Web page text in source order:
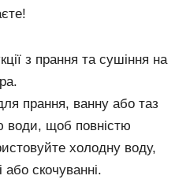
з прання та сушіння на
прання, ванну або таз
води, щоб повністю
холодну воду,
або скочуванні.